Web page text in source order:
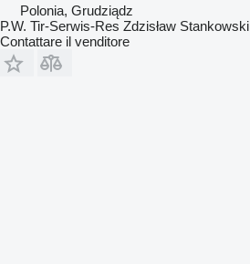
Polonia, Grudziądz
P.W. Tir-Serwis-Res Zdzisław Stankowski
Contattare il venditore